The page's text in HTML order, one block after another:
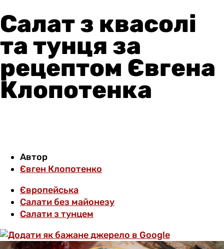
Салат з квасолі
та тунця за
рецептом Євгена
Клопотенка
Автор
Євген Клопотенко
Європейська
Салати без майонезу
Салати з тунцем